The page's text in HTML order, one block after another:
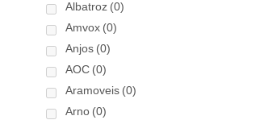
Albatroz (0)
Amvox (0)
Anjos (0)
AOC (0)
Aramoveis (0)
Arno (0)